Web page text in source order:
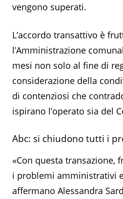
vengono superati.
L’accordo transattivo è
l’Amministrazione
mesi non solo al fine di
considerazione della
di contenziosi che
ispirano l’operato sia del
Abc: si chiudono tutti i
«Con questa
i problemi amministrativi
affermano Alessandra